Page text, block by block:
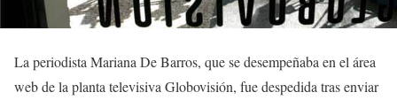
La periodista Mariana De Barros, que se desempeñaba en el área
web de la planta televisiva Globovisión, fue despedida tras enviar